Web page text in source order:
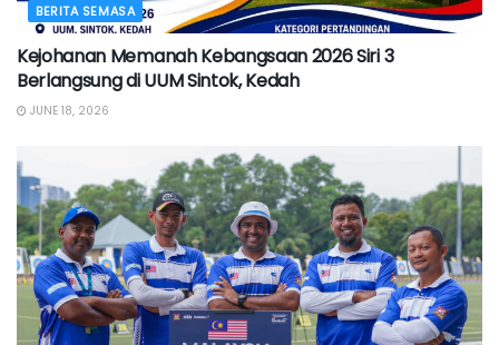
BERITA SEMASA
Kejohanan Memanah Kebangsaan 2026 Siri 3
Berlangsung di UUM Sintok, Kedah
JUNE 18, 2026